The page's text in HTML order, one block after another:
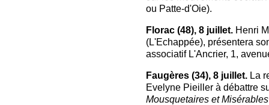
ou Patte-d'Oie).
Florac (48), 8 juillet.Henri
(L'Echappée), présentera
associatif L'Ancrier, 1,
Faugères (34), 8 juillet.La
Evelyne Pieiller à débattre
Mousquetaires et Misérables